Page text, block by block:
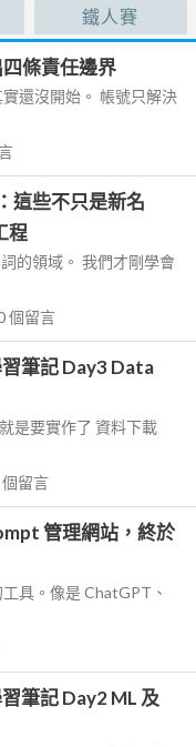
鐵人賽
條責任邊界
還沒開始。 帳號只解決
這些不只是新名
程
的領域。 我們才剛學會
個留言
筆記 Day3 Data
是要實作了 資料下載
個留言
管理網站，終於
具。像是 ChatGPT、
筆記 Day2 ML 及